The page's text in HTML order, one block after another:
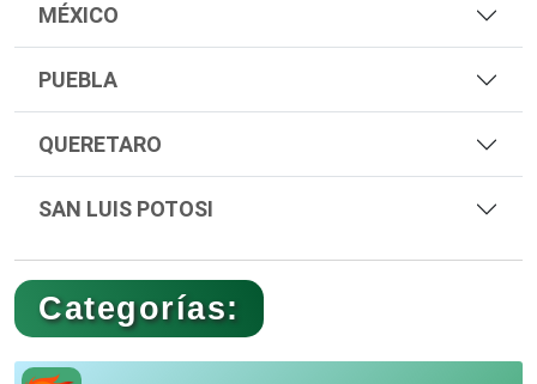
MÉXICO
PUEBLA
QUERETARO
SAN LUIS POTOSI
Categorías: